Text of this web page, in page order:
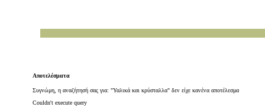
Αποτελέσματα
Συγνώμη, η αναζήτησή σας για: "Υαλικά και κρύσταλλα" δεν είχε κανένα αποτέλεσμα
Couldn't execute query